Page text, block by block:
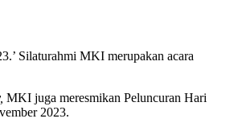
Silaturahmi MKI merupakan acara
MKI juga meresmikan Peluncuran Hari
2023.